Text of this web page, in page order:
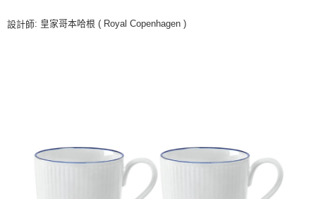
設計師: 皇家哥本哈根 ( Royal Copenhagen )